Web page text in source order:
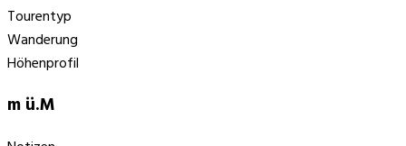
Tourentyp
Wanderung
Höhenprofil
m ü.M